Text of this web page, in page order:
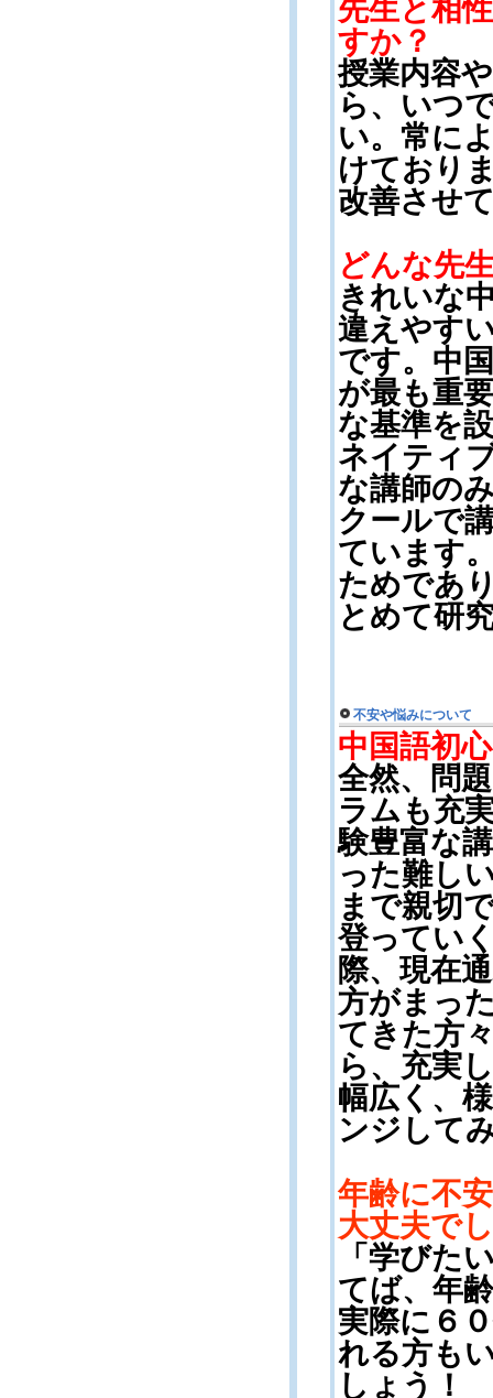
先生と相
すか？
授業内容
ら、いつ
い。常に
けており
改善させ
どんな先
きれいな
違えやす
です。中
が最も重
な基準を
ネイティ
な講師の
クールで
ています
ためであ
とめて研
不安や悩みについて
中国語初
全然、問
ラムも充
験豊富な
った難し
まで親切
登ってい
際、現在
方がまっ
てきた方
ら、充実
幅広く、
ンジして
年齢に不
大丈夫で
「学びた
てば、年
実際に６
れる方も
しょう！